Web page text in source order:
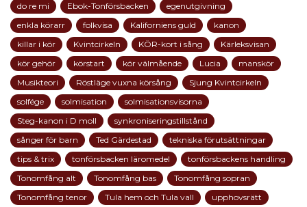
do re mi
Ebok-Tonförsbacken
egenutgivning
enkla körarr
folkvisa Kaliforniens guld
kanon
killar i kör
Kvintcirkeln KÖR-kort i sång
Kärleksvisan
kör gehör
körstart kör välmående Lucia
manskör
Musikteori
Röstläge vuxna körsång
Sjung Kvintcirkeln
solfége
solmisation
solmisationsvisorna
Steg-kanon i D moll
synkroniseringstillstånd
sånger för barn
Ted Gärdestad
tekniska förutsättningar
tips & trix
tonförsbacken läromedel
tonförsbackens handling
Tonomfång alt
Tonomfång bas
Tonomfång sopran
Tonomfång tenor
Tula hem och Tula vall upphovsrätt